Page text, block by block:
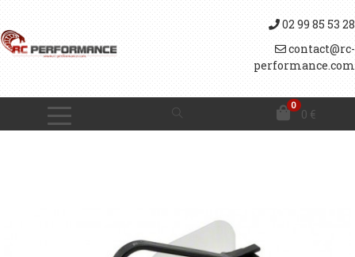
02 99 85 53 28
contact@rc-
performance.com
0
0 €